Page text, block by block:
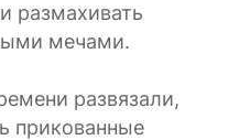
размахивать
мечами.
развязали,
прикованные